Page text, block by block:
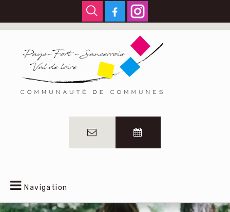
Navigation